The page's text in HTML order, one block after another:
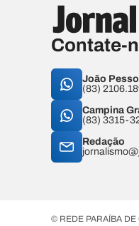
Contate-
João
(83)
Campina
(83) 3315-
Redação
© REDE PARAÍBA DE